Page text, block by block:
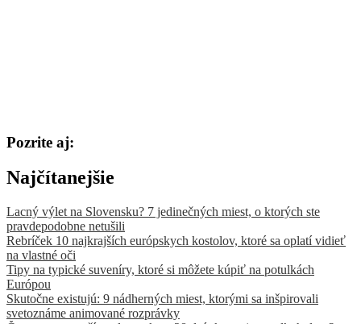
Pozrite aj:
Najčítanejšie
Lacný výlet na Slovensku? 7 jedinečných miest, o ktorých ste
pravdepodobne netušili
Rebríček 10 najkrajších európskych kostolov, ktoré sa oplatí vidieť
na vlastné oči
Tipy na typické suveníry, ktoré si môžete kúpiť na potulkách
Európou
Skutočne existujú: 9 nádherných miest, ktorými sa inšpirovali
svetoznáme animované rozprávky